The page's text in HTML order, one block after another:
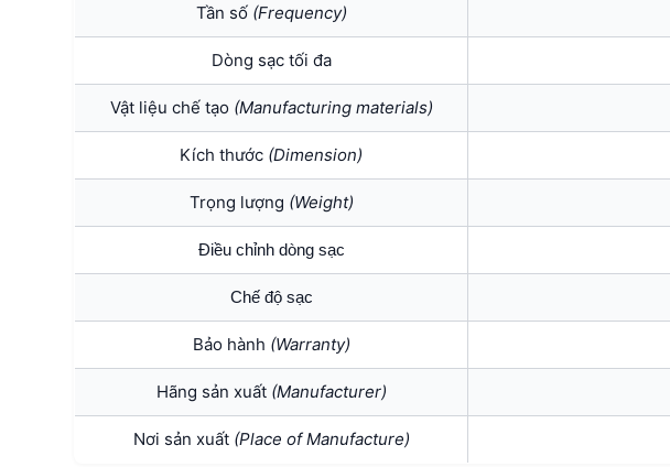
Tần số (Frequency)
Dòng sạc tối đa
Vật liệu chế tạo (Manufacturing materials)
Kích thước (Dimension)
Trọng lượng (Weight)
Điều chỉnh dòng sạc
Chế độ sạc
Bảo hành (Warranty)
Hãng sản xuất (Manufacturer)
Nơi sản xuất (Place of Manufacture)